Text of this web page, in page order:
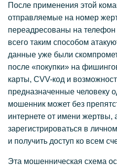
После применения этой
отправляемые на номер
переадресованы на
всего таким способом
данные уже были
после «покупки» на
карты, CVV-код и
предназначенные человеку
мошенник может без
интернете от имени жертвы,
зарегистрироваться в
и получить доступ ко всем
Эта мошенническая схема